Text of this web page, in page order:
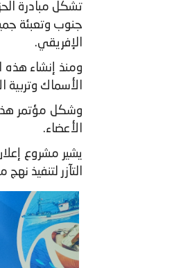
تشكل مبادرة
جنوب وتعبئة
الإفريقي.
الأسماك وتربية
الأعضاء.
يشير مشروع
التآزر لتنفيذ